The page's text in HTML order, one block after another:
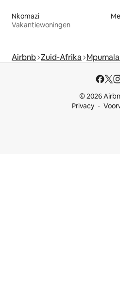
Nkomazi
Vakantiewoningen
Airbnb Zuid-Afrika
© 2026
Privacy